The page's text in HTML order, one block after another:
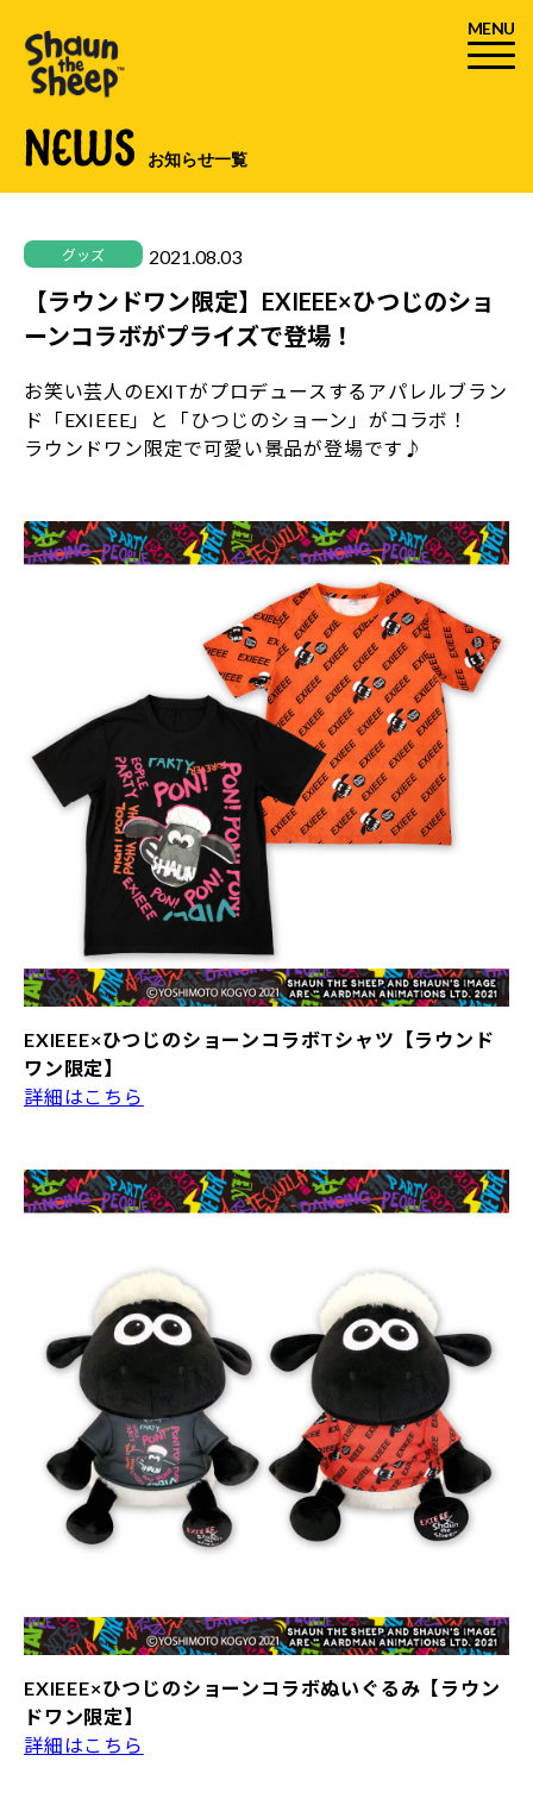
MENU
NEWS お知らせ一覧
グッズ 2021.08.03
【ラウンドワン限定】EXIEEE×ひつじのショ
ーンコラボがプライズで登場！
お笑い芸人のEXITがプロデュースするアパレルブラン
ド「EXIEEE」と「ひつじのショーン」がコラボ！
ラウンドワン限定で可愛い景品が登場です♪
EXIEEE×ひつじのショーンコラボTシャツ【ラウンド
ワン限定】
詳細はこちら
EXIEEE×ひつじのショーンコラボぬいぐるみ【ラウン
ドワン限定】
詳細はこちら